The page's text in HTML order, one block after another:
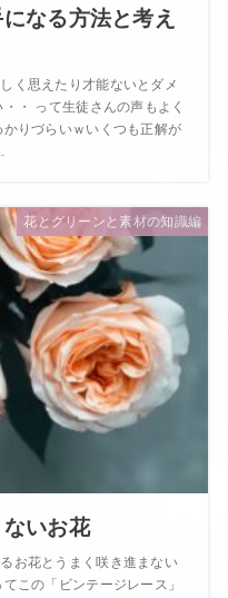
なる方法と考え
く思えたり才能ないとダメ
・ って生徒さんの声もよく
りづらいｗいくつも正解が
花とグリーンと素材の知識編
いお花
お花とうまく咲き進まない
この「ビンテージレース」